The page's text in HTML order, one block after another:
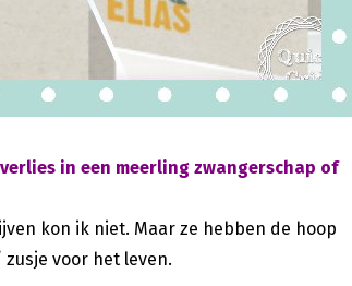
in een meerling zwangerschap of
kon ik niet. Maar ze hebben de hoop
voor het leven.